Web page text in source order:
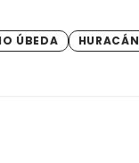
ÚBEDA HURACÁN